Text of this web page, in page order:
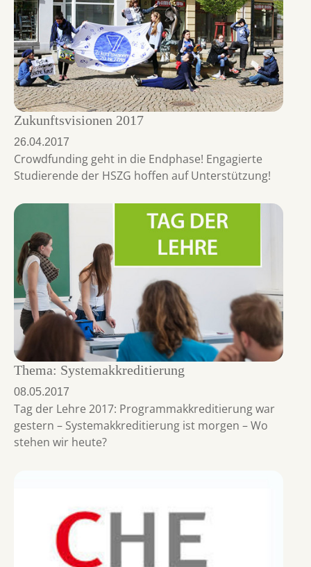
Zukunftsvisionen 2017
26.04.2017
Crowdfunding geht in die Endphase! Engagierte
Studierende der HSZG hoffen auf Unterstützung!
Thema: Systemakkreditierung
08.05.2017
Tag der Lehre 2017: Programmakkreditierung war
gestern – Systemakkreditierung ist morgen – Wo
stehen wir heute?